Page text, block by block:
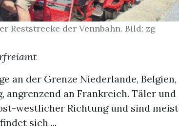
Reststrecke der Vennbahn. Bild: zg
an der Grenze Niederlande, Belgien,
angrenzend an Frankreich. Täler und
westlicher Richtung und sind meist
sich ...